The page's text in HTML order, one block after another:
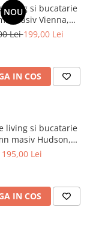
NOU
living si bucatarie
masiv Vienna,
stofa,100 kg,
Lei199,00 Lei
IN COS
living si bucatarie
masiv Hudson,
stofa,100 kg,
195,00 Lei
IN COS